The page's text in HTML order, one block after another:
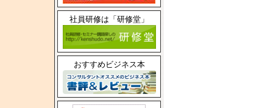
社員研修は「研修堂」
おすすめビジネス本